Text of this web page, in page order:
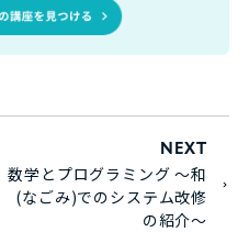
NEXT
数学とプログラミング ～和
(なごみ)でのシステム改修
の紹介～